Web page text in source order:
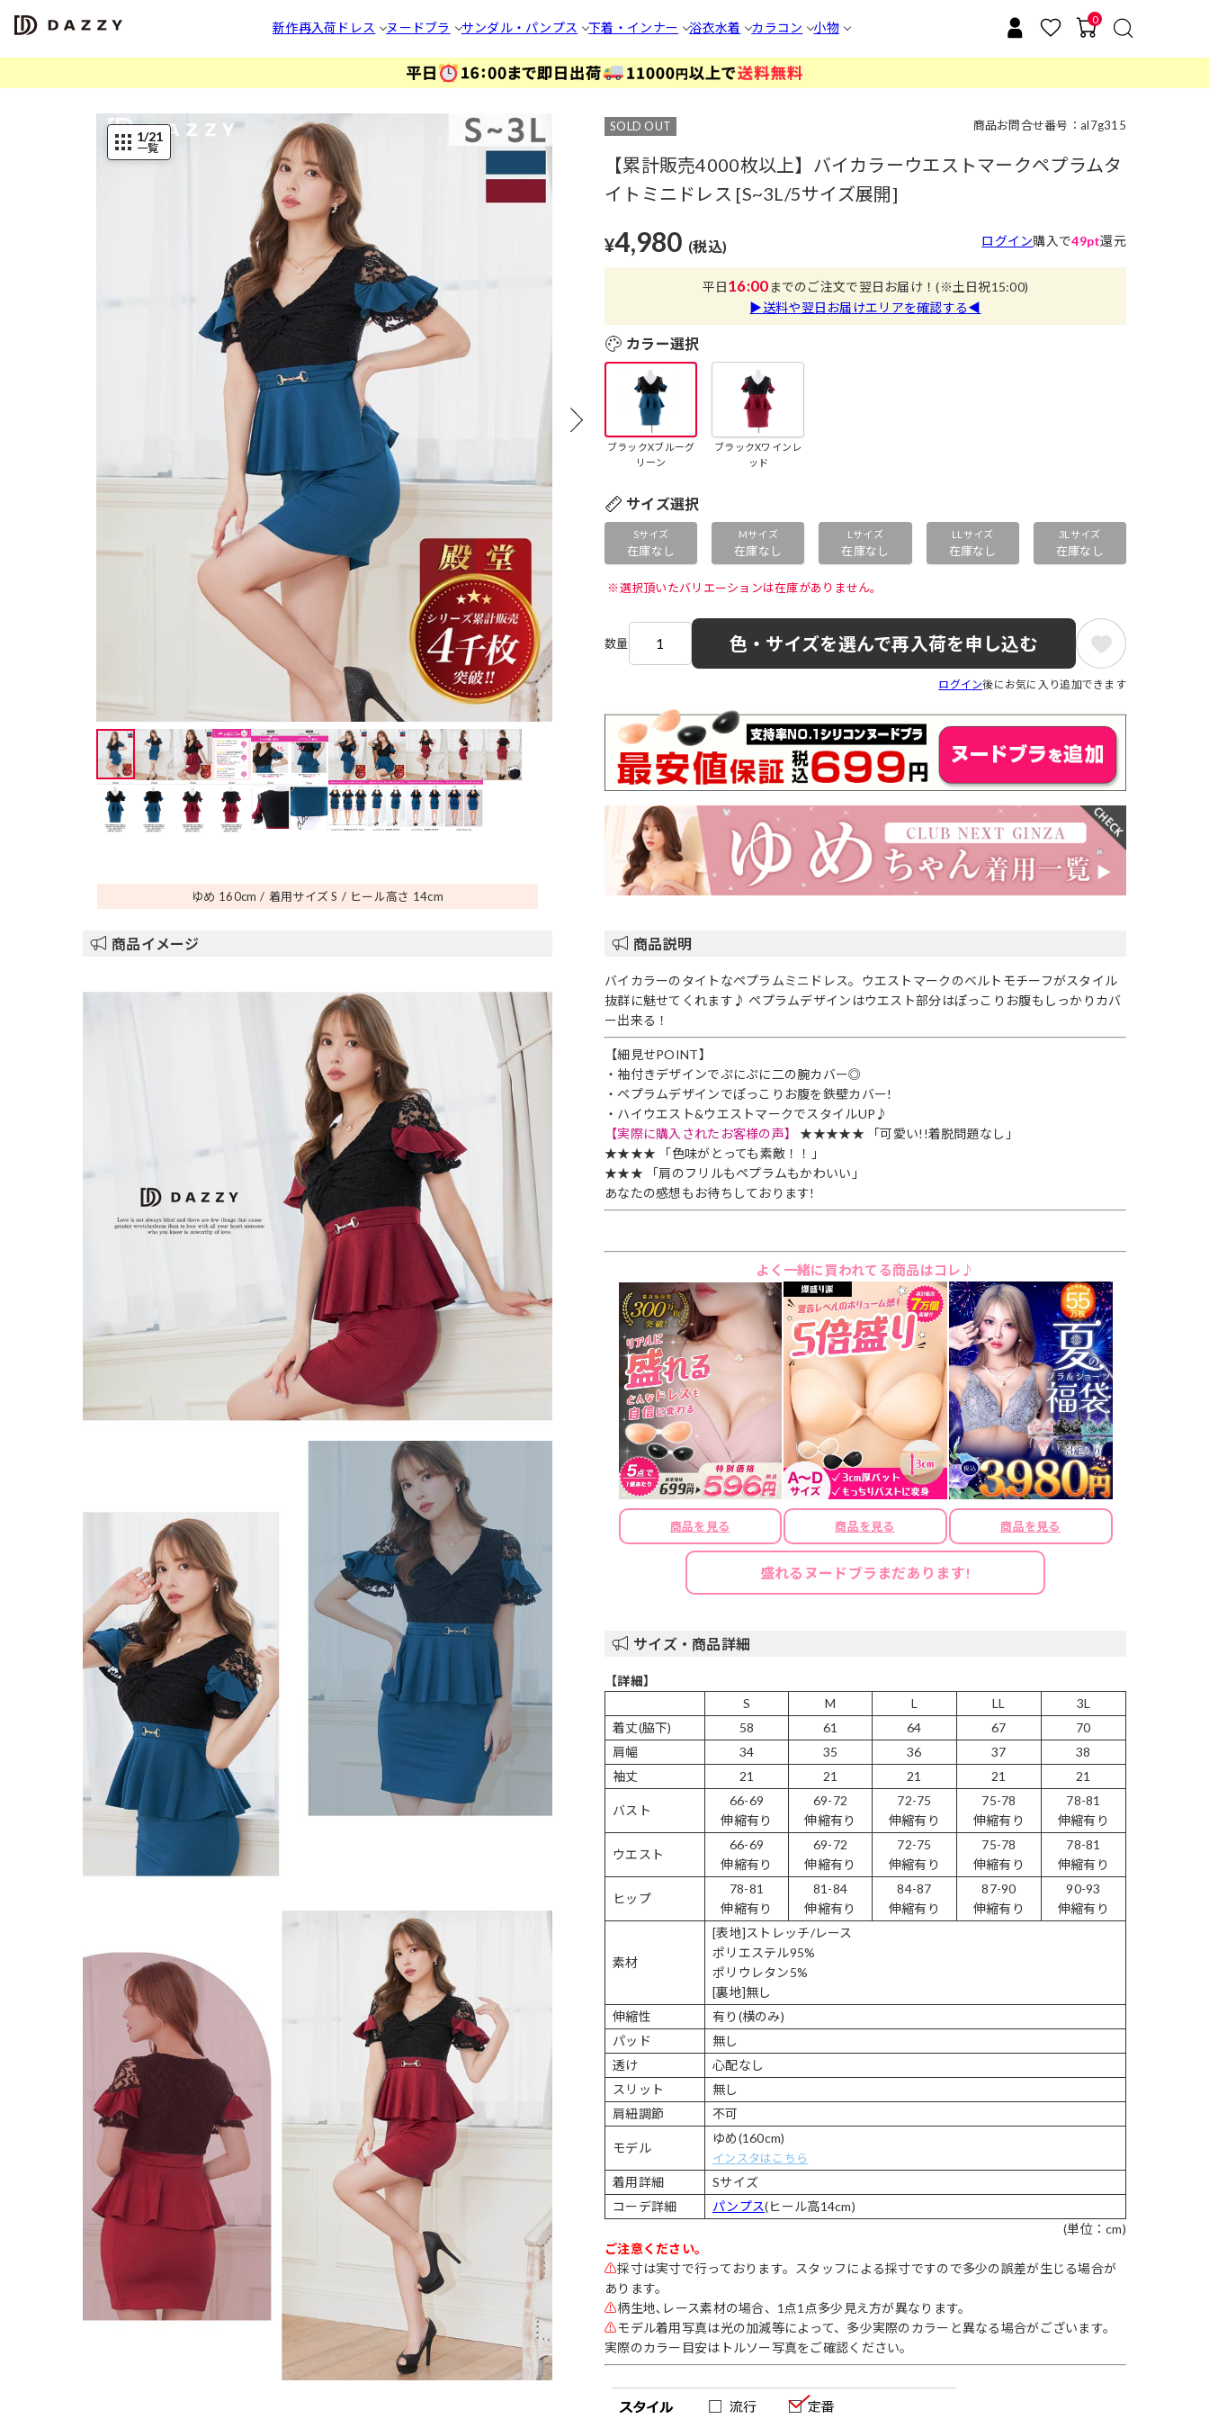
新作再入荷 ドレス ヌードブラ サンダル・パンプス 下着・インナー 浴衣水着 カラコン 小物
0
1/21
一覧
ゆめ 160cm 着用サイズ S ヒール高さ 14cm
SOLD OUT 商品お問合せ番号：al7g315
【累計販売4000枚以上】バイカラーウエストマークペプラムタ
イトミニドレス [S~3L/5サイズ展開]
¥4,980 (税込) ログイン購入で49pt還元
平日16:00までのご注文で翌日お届け！(※土日祝15:00)
▶送料や翌日お届けエリアを確認する◀
カラー選択
ブラックXブルーグ
リーン
ブラックXワインレ
ッド
サイズ選択
Sサイズ
在庫なし
Mサイズ
在庫なし
Lサイズ
在庫なし
LLサイズ
在庫なし
3Lサイズ
在庫なし
※選択頂いたバリエーションは在庫がありません。
数量 色・サイズを選んで再入荷を申し込む
ログイン後にお気に入り追加できます
商品イメージ 商品説明
バイカラーのタイトなペプラムミニドレス。ウエストマークのベルトモチーフがスタイル
抜群に魅せてくれます♪ ペプラムデザインはウエスト部分はぽっこりお腹もしっかりカバ
ー出来る！
【細見せPOINT】
・袖付きデザインでぷにぷに二の腕カバー◎
・ペプラムデザインでぽっこりお腹を鉄壁カバー!
・ハイウエスト&ウエストマークでスタイルUP♪
【実際に購入されたお客様の声】
★★★★★ 「可愛い!!着脱問題なし」
★★★★ 「色味がとっても素敵！！」
★★★ 「肩のフリルもペプラムもかわいい」
あなたの感想もお待ちしております!
よく一緒に買われてる商品はコレ♪
商品を見る 商品を見る 商品を見る
盛れるヌードブラまだあります!
サイズ・商品詳細
【詳細】
S
M L LL
3L
着丈(脇下)
58 61 64 67
70
肩幅
34 35 36 37
38
袖丈
21 21 21 21 21
バスト
66-69
伸縮有り
69-72
伸縮有り
72-75
伸縮有り
75-78
伸縮有り
78-81
伸縮有り
ウエスト
66-69
伸縮有り
69-72
伸縮有り
72-75
伸縮有り
75-78
伸縮有り
78-81
伸縮有り
ヒップ
78-81
伸縮有り
81-84
伸縮有り
84-87
伸縮有り
87-90
伸縮有り
90-93
伸縮有り
素材
[表地]ストレッチ/レース
ポリエステル95%
ポリウレタン5%
[裏地]無し
伸縮性
有り(横のみ)
パッド
無し
透け
心配なし
スリット
無し
肩紐調節
不可
モデル
ゆめ(160cm)
インスタはこちら
着用詳細
Sサイズ
コーデ詳細
パンプス(ヒール高14cm)
(単位：cm)
ご注意ください。
⚠採寸は実寸で行っております。スタッフによる採寸ですので多少の誤差が生じる場合が
あります。
⚠柄生地､レース素材の場合、1点1点多少見え方が異なります。
⚠モデル着用写真は光の加減等によって、多少実際のカラーと異なる場合がございます。
実際のカラー目安はトルソー写真をご確認ください。